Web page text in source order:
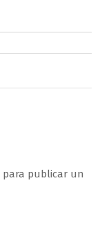
para publicar un